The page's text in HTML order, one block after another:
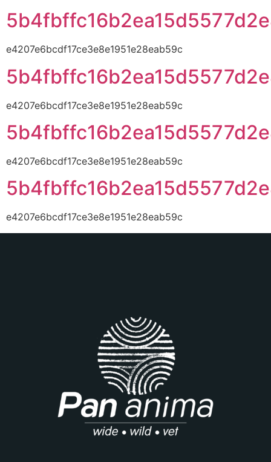
e4207e6bcdf17ce3e8e1951e28eab59c
e4207e6bcdf17ce3e8e1951e28eab59c
e4207e6bcdf17ce3e8e1951e28eab59c
e4207e6bcdf17ce3e8e1951e28eab59c